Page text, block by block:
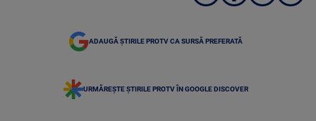
ADAUGĂ ȘTIRILE PROTV CA SURSĂ PREFERATĂ
URMĂREȘTE ȘTIRILE PROTV ÎN GOOGLE DISCOVER